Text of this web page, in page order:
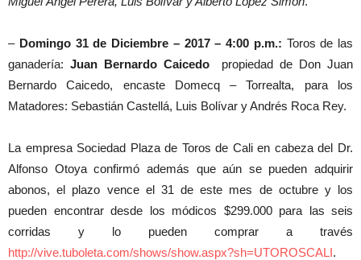
– Domingo 31 de Diciembre – 2017 – 4:00 p.m.: Toros de las
ganadería: Juan Bernardo Caicedo
propiedad de Don Juan
Bernardo Caicedo, encaste Domecq – Torrealta, para los
Matadores: Sebastián Castellá, Luis Bolívar y Andrés Roca Rey.
La empresa Sociedad Plaza de Toros de Cali en cabeza del Dr.
Alfonso Otoya confirmó además que aún se pueden adquirir
abonos, el plazo vence el 31 de este mes de octubre y los
pueden encontrar desde los módicos $299.000 para las seis
corridas y lo pueden comprar a través
http://vive.tuboleta.com/shows/show.aspx?sh=UTOROSCALI.